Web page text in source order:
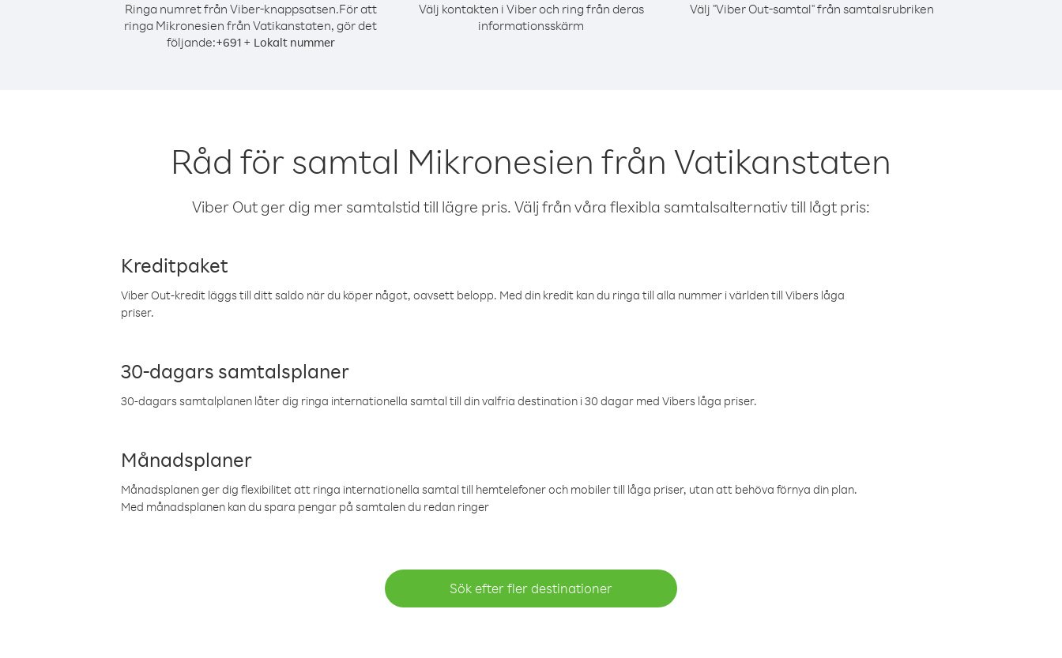
Ringa numret från Viber-knappsatsen.För att
ringa Mikronesien från Vatikanstaten, gör det
följande:+691+ Lokalt nummer
Välj kontakten i Viber och ring från deras
informationsskärm
Välj "Viber Out-samtal" från samtalsrubriken
Råd för samtal Mikronesien från Vatikanstaten
Viber Out ger dig mer samtalstid till lägre pris. Välj från våra flexibla samtalsalternativ till lågt pris:
Kreditpaket
Viber Out-kredit läggs till ditt saldo när du köper något, oavsett belopp. Med din kredit kan du ringa till alla nummer i världen till Vibers låga
priser.
30-dagars samtalsplaner
30-dagars samtalplanen låter dig ringa internationella samtal till din valfria destination i 30 dagar med Vibers låga priser.
Månadsplaner
Månadsplanen ger dig flexibilitet att ringa internationella samtal till hemtelefoner och mobiler till låga priser, utan att behöva förnya din plan.
Med månadsplanen kan du spara pengar på samtalen du redan ringer
Sök efter fler destinationer